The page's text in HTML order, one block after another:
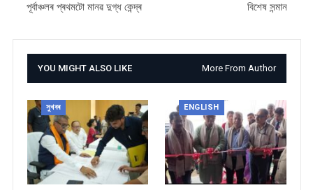
পূৰ্বাঞ্চলৰ প্ৰথমটো মানৱ দুগ্ধ কেন্দ্ৰ
বিশেষ সন্মান
YOU MIGHT ALSO LIKE More From Author
সুখবৰ ENGLISH